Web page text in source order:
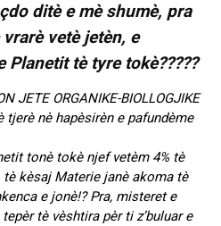
ditè e mè shumè, pra
vetè jetèn, e
Planetit tè tyre tokè?????
JETE ORGANIKE-BIOLLOGJIKE
tjerè nè hapèsirèn e pafundème
tonè tokè njef vetèm 4% tè
tè kèsaj Materie janè akoma tè
e jonè!? Pra, misteret e
tè vèshtira pèr ti z’buluar e